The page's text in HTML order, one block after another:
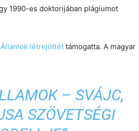
1990-es doktorijában plágiumot
létrejöttét támogatta. A magyar
– SVÁJC,
SZÖVETSÉGI